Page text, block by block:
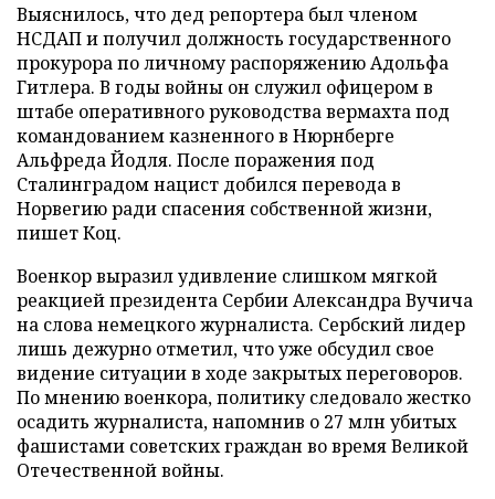
Выяснилось, что дед репортера был членом
НСДАП и получил должность государственного
прокурора по личному распоряжению Адольфа
Гитлера. В годы войны он служил офицером в
штабе оперативного руководства вермахта под
командованием казненного в Нюрнберге
Альфреда Йодля. После поражения под
Сталинградом нацист добился перевода в
Норвегию ради спасения собственной жизни,
пишет Коц.
Военкор выразил удивление слишком мягкой
реакцией президента Сербии Александра Вучича
на слова немецкого журналиста. Сербский лидер
лишь дежурно отметил, что уже обсудил свое
видение ситуации в ходе закрытых переговоров.
По мнению военкора, политику следовало жестко
осадить журналиста, напомнив о 27 млн убитых
фашистами советских граждан во время Великой
Отечественной войны.